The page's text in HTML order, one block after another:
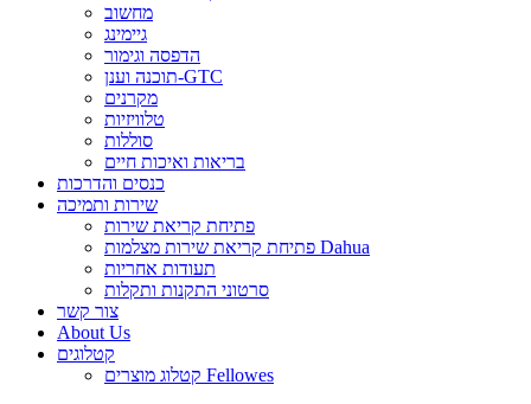
מחשוב
גיימינג
הדפסה וגימור
תוכנה וענן-GTC
מקרנים
טלוויזיות
סוללות
בריאות ואיכות חיים
כנסים והדרכות
שירות ותמיכה
פתיחת קריאת שירות
פתיחת קריאת שירות מצלמות Dahua
תעודות אחריות
סרטוני התקנות ותקלות
צור קשר
About Us
קטלוגים
קטלוג מוצרים Fellowes